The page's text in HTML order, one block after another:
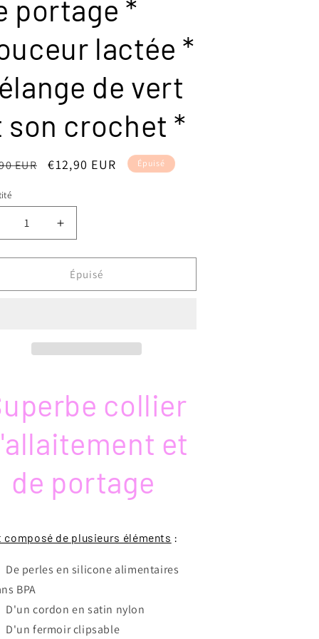
portage *
lactée *
de vert
son crochet *
EUR
Prix
€12,90 EUR Épuisé
Augmenter
la
quantité
de
Collier
lactée
de
vert
son
Épuisé
collier
et
de portage
composé de plusieurs éléments :
De perles en silicone alimentaires
BPA
D'un cordon en satin nylon
D'un fermoir clipsable